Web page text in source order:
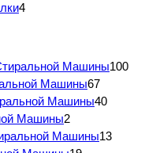
4
Машины100
Машины67
Машины40
Машины2
Машины13